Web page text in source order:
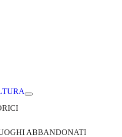
ABBANDONATI